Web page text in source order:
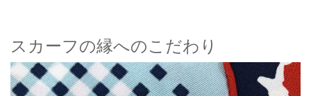
スカーフの縁へのこだわり